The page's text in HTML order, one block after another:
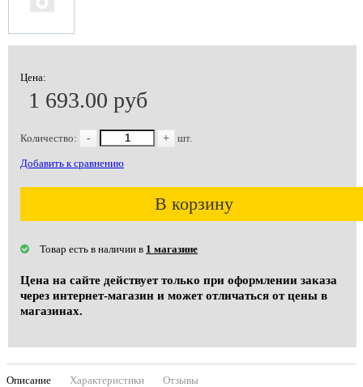
Цена:
1 693.00 руб
Количество: - + шт.
Добавить к сравнению
В корзину
Товар есть в наличии в 1 магазине
Цена на сайте действует только при оформлении заказа
через интернет-магазин и может отличаться от цены в
магазинах.
Описание Характеристики Отзывы